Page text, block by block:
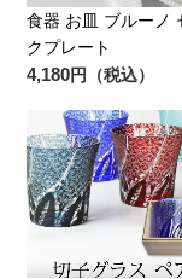
食器 お皿 ブルーノ
クプレート
4,180円（税込）